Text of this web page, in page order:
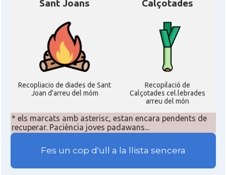
Sant Joans
Recopliacio de diades de Sant
Joan d'arreu del móm
Calçotades
Recopilació de
Calçotades cel.lebrades
arreu del món
* els marcats amb asterisc, estan encara pendents de
recuperar. Paciència joves padawans...
Fes un cop d'ull a la llista sencera